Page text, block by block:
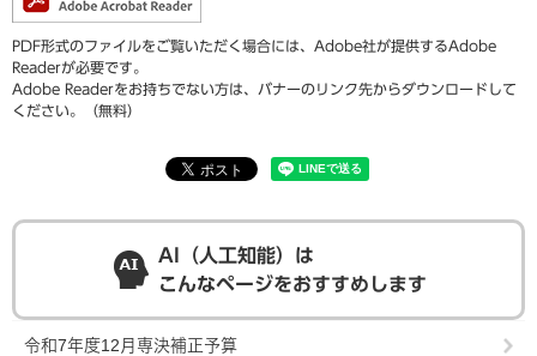
PDF形式のファイルをご覧いただく場合には、Adobe社が提供するAdobe
Readerが必要です。
Adobe Readerをお持ちでない方は、バナーのリンク先からダウンロードして
ください。（無料）
AI（人工知能）は
こんなページをおすすめします
令和7年度12月専決補正予算